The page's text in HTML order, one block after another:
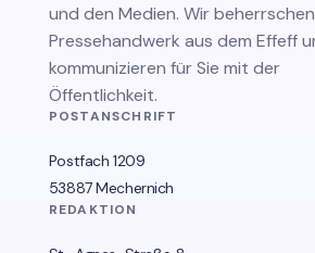
und den Medien. Wir
Pressehandwerk aus dem Effeff
kommunizieren für Sie mit der
Öffentlichkeit.
POSTANSCHRIFT
Postfach 1209
53887 Mechernich
REDAKTION